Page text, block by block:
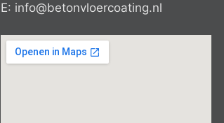
E: info@betonvloercoating.nl